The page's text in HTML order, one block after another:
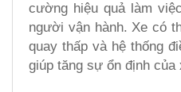
cường hiệu quả làm
người vận hành. Xe có
quay thấp và hệ thống
giúp tăng sự ổn định của